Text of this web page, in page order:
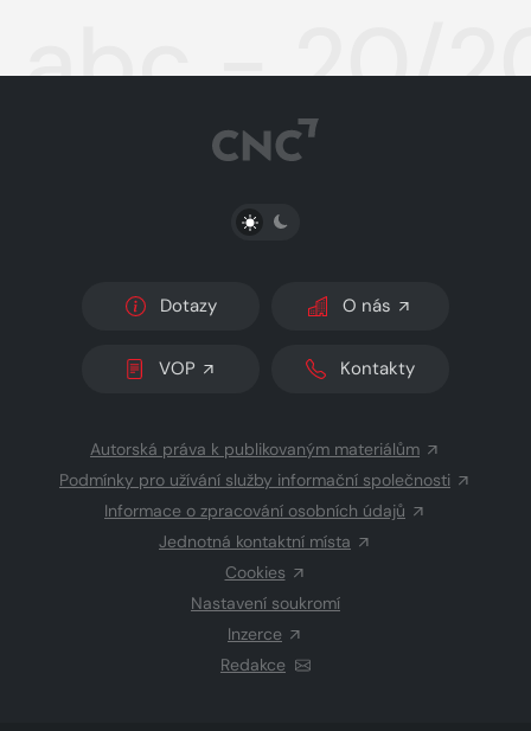
abc - 20/
PŘEPNOUT SVĚTLÝ/TMAVÝ REŽIM
Dotazy O nás
VOP Kontakty
Autorská práva k publikovaným materiálům
Podmínky pro užívání služby informační společnosti
Informace o zpracování osobních údajů
Jednotná kontaktní místa
Cookies
Nastavení soukromí
Inzerce
Redakce